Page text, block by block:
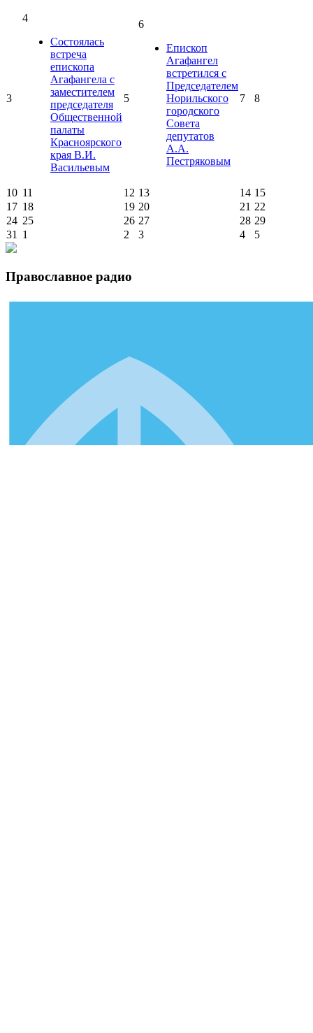
3
4
Состоялась
встреча
епископа
Агафангела с
заместителем
председателя
Общественной
палаты
Красноярского
края В.И.
Васильевым
5
6
Епископ
Агафангел
встретился с
Председателем
Норильского
городского
Совета
депутатов
А.А.
Пестряковым
7 8
10 11 12 13 14 15
17 18 19 20 21 22
24 25 26 27 28 29
31 1 2 3 4 5
Православное радио